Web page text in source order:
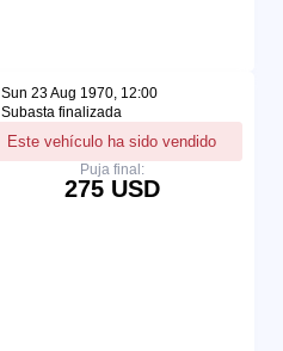
Sun 23 Aug 1970, 12:00
Subasta finalizada
Este vehículo ha sido vendido
Puja final:
275 USD